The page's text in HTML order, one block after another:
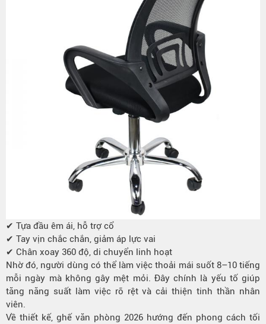
✔ Tựa đầu êm ái, hỗ trợ cổ
✔ Tay vịn chắc chắn, giảm áp lực vai
✔ Chân xoay 360 độ, di chuyển linh hoạt
Nhờ đó, người dùng có thể làm việc thoải mái suốt 8–10 tiếng
mỗi ngày mà không gây mệt mỏi. Đây chính là yếu tố giúp
tăng năng suất làm việc rõ rệt và cải thiện tinh thần nhân
viên.
Về thiết kế, ghế văn phòng 2026 hướng đến phong cách tối